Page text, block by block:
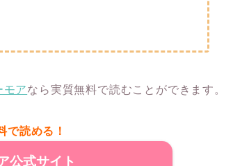
モアなら実質無料で読むことができます。
で読める！
公式サイト